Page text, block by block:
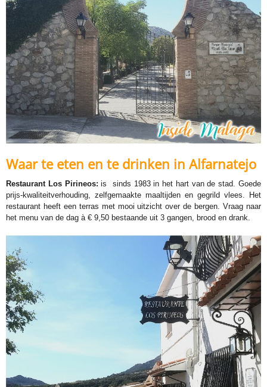
Waar te eten en te drinken in Alfarnatejo
Restaurant Los Pirineos: is sinds 1983 in het hart van de stad. Goede
prijs-kwaliteitverhouding, zelfgemaakte maaltijden en gegrild vlees. Het
restaurant heeft een terras met mooi uitzicht over de bergen. Vraag naar
het menu van de dag à € 9,50 bestaande uit 3 gangen, brood en drank.